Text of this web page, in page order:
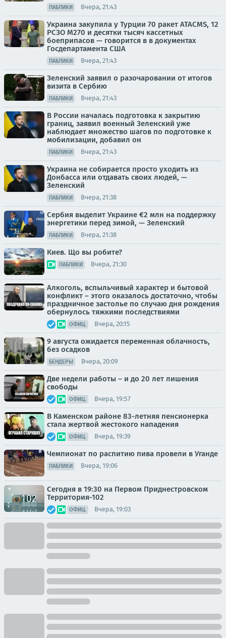
ПАБЛИКИ Вчера, 21:43
Украина закупила у Турции 70 ракет ATACMS, 12
РСЗО M270 и десятки тысяч кассетных
боеприпасов — говорится в в документах
Госдепартамента США
ПАБЛИКИ Вчера, 21:43
Зеленский заявил о разочаровании от итогов
визита в Сербию
ПАБЛИКИ Вчера, 21:43
В России началась подготовка к закрытию
границ, заявил военный Зеленский уже
наблюдает множество шагов по подготовке к
мобилизации, добавил он
ПАБЛИКИ Вчера, 21:43
Украина не собирается просто уходить из
Донбасса или отдавать своих людей, —
Зеленский
ПАБЛИКИ Вчера, 21:38
Сербия выделит Украине €2 млн на поддержку
энергетики перед зимой, — Зеленский
ПАБЛИКИ Вчера, 21:38
Киев. Що вы робите?
ПАБЛИКИ Вчера, 21:30
Алкоголь, вспыльчивый характер и бытовой
конфликт – этого оказалось достаточно, чтобы
праздничное застолье по случаю дня рождения
обернулось тяжкими последствиями
ОФИЦ. Вчера, 20:15
9 августа ожидается переменная облачность,
без осадков
БЕНДЕРЫ Вчера, 20:09
Две недели работы – и до 20 лет лишения
свободы
ОФИЦ. Вчера, 19:57
В Каменском районе 83-летняя пенсионерка
стала жертвой жестокого нападения
ОФИЦ. Вчера, 19:39
Чемпионат по распитию пива провели в Уганде
ПАБЛИКИ Вчера, 19:06
Сегодня в 19:30 на Первом Приднестровском
Территория-102
ОФИЦ. Вчера, 19:03